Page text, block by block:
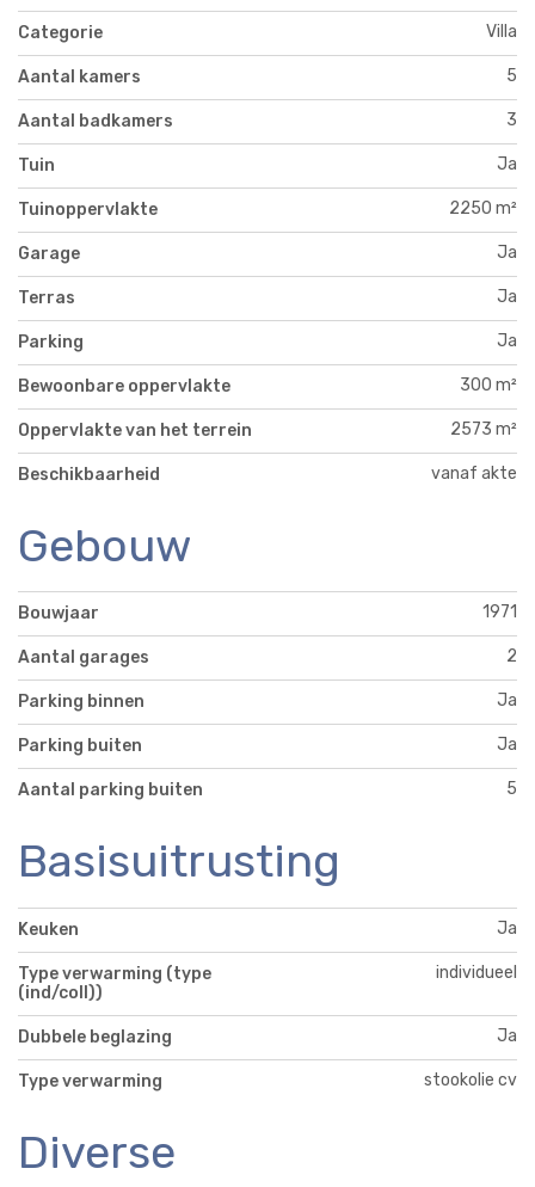
Categorie Villa
Aantal kamers 5
Aantal badkamers 3
Tuin Ja
Tuinoppervlakte 2250 m²
Garage Ja
Terras Ja
Parking Ja
Bewoonbare oppervlakte 300 m²
Oppervlakte van het terrein 2573 m²
Beschikbaarheid vanaf akte
Gebouw
Bouwjaar 1971
Aantal garages 2
Parking binnen Ja
Parking buiten Ja
Aantal parking buiten 5
Basisuitrusting
Keuken Ja
Type verwarming (type
(ind/coll))
individueel
Dubbele beglazing Ja
Type verwarming stookolie cv
Diverse